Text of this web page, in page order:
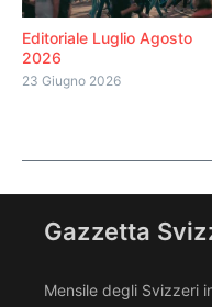
Editoriale Luglio Agosto
2026
23 Giugno 2026
Gazzetta
Mensile degli Svizzeri